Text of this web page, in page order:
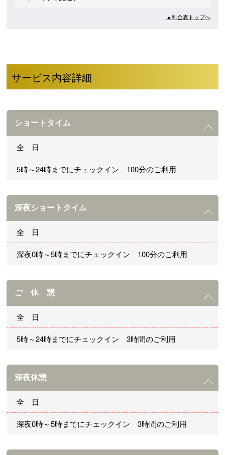
▲料金表トップへ
サービス内容詳細
ショートタイム
全 日
5時～24時までにチェックイン 100分のご利用
深夜ショートタイム
全 日
深夜0時～5時までにチェックイン 100分のご利用
ご 休 憩
全 日
5時～24時までにチェックイン 3時間のご利用
深夜休憩
全 日
深夜0時～5時までにチェックイン 3時間のご利用